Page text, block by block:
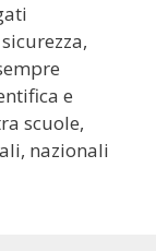
e
scuole,
nazionali